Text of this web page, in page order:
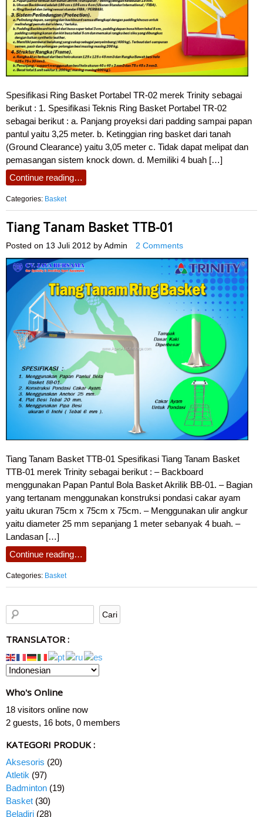
Spesifikasi Ring Basket Portabel TR-02 merek Trinity sebagai
berikut : 1. Spesifikasi Teknis Ring Basket Portabel TR-02
sebagai berikut : a. Panjang proyeksi dari padding sampai papan
pantul yaitu 3,25 meter. b. Ketinggian ring basket dari tanah
(Ground Clearance) yaitu 3,05 meter c. Tidak dapat melipat dan
pemasangan sistem knock down. d. Memiliki 4 buah […]
Continue reading…
Categories: Basket
Tiang Tanam Basket TTB-01
Posted on 13 Juli 2012 by Admin 2 Comments
Tiang Tanam Basket TTB-01 Spesifikasi Tiang Tanam Basket
TTB-01 merek Trinity sebagai berikut : – Backboard
menggunakan Papan Pantul Bola Basket Akrilik BB-01. – Bagian
yang tertanam menggunakan konstruksi pondasi cakar ayam
yaitu ukuran 75cm x 75cm x 75cm. – Menggunakan ulir angkur
yaitu diameter 25 mm sepanjang 1 meter sebanyak 4 buah. –
Landasan […]
Continue reading…
Categories: Basket
TRANSLATOR :
Who's Online
18 visitors online now
2 guests, 16 bots, 0 members
KATEGORI PRODUK :
Aksesoris (20)
Atletik (97)
Badminton (19)
Basket (30)
Beladiri (28)